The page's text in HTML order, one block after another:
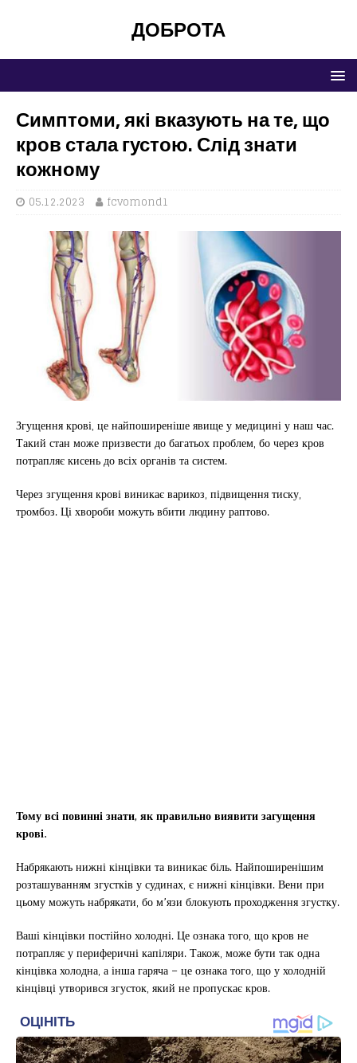
ДОБРОТА
Симптоми, які вказують на те, що
кров стала густою. Слід знати
кожному
05.12.2023 fcvomond1
Згущення крові, це найпоширеніше явище у медицині у наш час.
Такий стан може призвести до багатьох проблем, бо через кров
потрапляє кисень до всіх органів та систем.
Через згущення крові виникає варикоз, підвищення тиску,
тромбоз. Ці хвороби можуть вбити людину раптово.
Тому всі повинні знати, як правильно виявити загущення
крові.
Набрякають нижні кінцівки та виникає біль. Найпоширенішим
розташуванням згустків у судинах, є нижні кінцівки. Вени при
цьому можуть набрякати, бо м’язи блокують проходження згустку.
Ваші кінцівки постійно холодні. Це ознака того, що кров не
потрапляє у периферичні капіляри. Також, може бути так одна
кінцівка холодна, а інша гаряча – це ознака того, що у холодній
кінцівці утворився згусток, який не пропускає кров.